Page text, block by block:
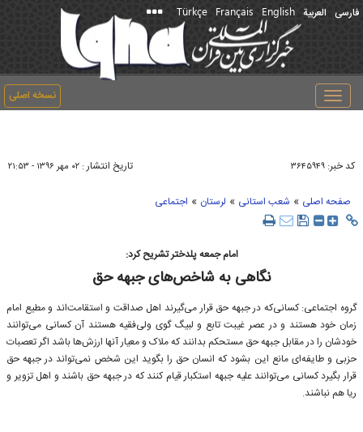
فارسی العربیة English
Français
Türkçe
نسخه اصلی
Toggle
navigation
کد خبر: ۳۶۴۵۹۴۹ تاریخ انتشار : ۰۲ مهر ۱۳۹۶ - ۲۱:۵۳
صفحه اصلی » شعب استانی » لرستان » اجتماعی
امام جمعه پلدختر تشریح کرد:
نگاهی به شاخص‌های جبهه حق
گروه اجتماعی: کسانی‌که در جبهه حق قرار می‌گیرند اهل صداقت و استقامت‌اند و مطیع امام
زمان خود هستند و در عصر غیبت تابع و لبیگ ‌گوی ولی‌فقیه هستند آن کسانی می‌توانند
خودشان را در مقابل جبهه حق مستحکم بدانند که ملاک و معیار آنها ارزش‌ها باشد اگر تعصبات
حزبی و طایفه‌ای مانع این بشود که انسان حق را بگوید این شخص نمی‌تواند در جبهه حق
قرار بگیرد کسانی می‌توانند علیه جبهه استکبار قیام کنند که در جبهه حق باشند و اهل تزویر و
ریا هم نباشند.